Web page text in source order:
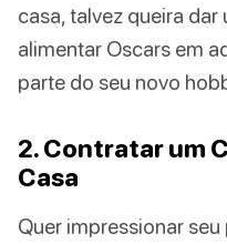
casa, talvez queira
alimentar Oscars em
parte do seu novo
2. Contratar um
Casa
Quer impressionar seu